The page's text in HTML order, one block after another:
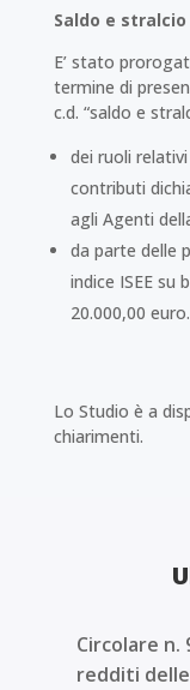
Saldo e stralcio
E’ stato
termine di
c.d. “saldo e
dei ruoli
contributi
agli Agenti
da parte delle
indice ISEE su
20.000,00 euro.
Lo Studio è a
chiarimenti.
Circolare n.
redditi